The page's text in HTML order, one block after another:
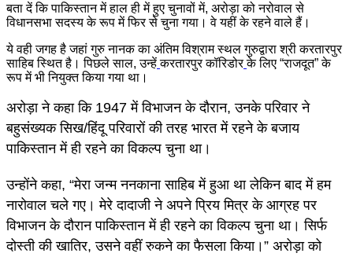
बता दें कि पाकिस्तान में हाल ही में हुए चुनावों में, अरोड़ा को नरोवाल से
विधानसभा सदस्य के रूप में फिर से चुना गया। वे यहीं के रहने वाले हैं।
ये वही जगह है जहां गुरु नानक का अंतिम विश्राम स्थल गुरुद्वारा श्री करतारपुर
साहिब स्थित है। पिछले साल, उन्हें करतारपुर कॉरिडोर के लिए “राजदूत” के
रूप में भी नियुक्त किया गया था।
अरोड़ा ने कहा कि 1947 में विभाजन के दौरान, उनके परिवार ने
बहुसंख्यक सिख/हिंदू परिवारों की तरह भारत में रहने के बजाय
पाकिस्तान में ही रहने का विकल्प चुना था।
उन्होंने कहा, “मेरा जन्म ननकाना साहिब में हुआ था लेकिन बाद में हम
नारोवाल चले गए। मेरे दादाजी ने अपने प्रिय मित्र के आग्रह पर
विभाजन के दौरान पाकिस्तान में ही रहने का विकल्प चुना था। सिर्फ
दोस्ती की खातिर, उसने वहीं रुकने का फैसला किया।” अरोड़ा को